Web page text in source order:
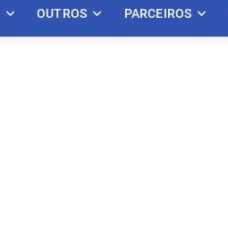
OUTROS PARCEIROS